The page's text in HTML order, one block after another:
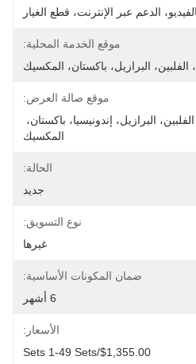
الدعم عبر الإنترنت، قطع الغيار
موقع الخدمة المحلية:
الفلبين، البرازيل، باكستان، المكسيك
موقع صالة العرض:
المكسيك
الحالة:
جديد
نوع التسويق:
غيرها
ضمان المكونات الأساسية:
6 أشهر
الأسعار:
$1,355.00/sets 1-49 Sets